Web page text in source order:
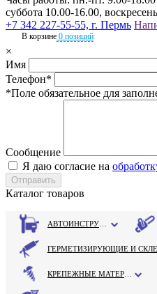
суббота 10.00-16.00,
+7 342 227-55-55, г. Пермь
В корзине 0 позиций
×
Имя
Телефон*
*Поле обязательное для
Сообщение
Я даю согласие на
Каталог товаров